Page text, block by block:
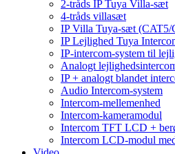
2-tråds IP Tuya Villa-sæt
4-tråds villasæt
IP Villa Tuya-sæt (CAT5/
IP Lejlighed Tuya
IP-intercom-system til
Analogt
IP + analogt blandet
Audio Intercom-system
Intercom-mellemenhed
Intercom-kameramodul
Intercom TFT LCD +
Intercom LCD-modul